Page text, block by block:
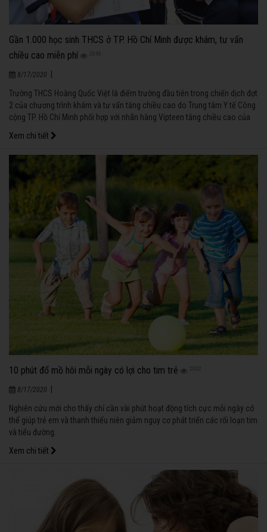
Gần 1.000 học sinh THCS ở TP. Hồ Chí Minh được khám, tư vấn
chiều cao miễn phí
8/17/2020
Trường THCS Hoàng Quốc Việt là điểm trường đầu tiên trong chiến dịch đợt
2 của chương trình khám và tư vấn tăng chiều cao do Trung tâm Y tế Công
cộng TP. Hồ Chí Minh phối hợp với nhãn hàng Vipteen tăng chiều cao của
Công ty CP Dược phẩm Vinh Gia tổ chức tại 9 trường THCS trên địa bàn
thành phố Hồ Chí Minh, kéo dài từ ngày 3/5 đến ngày 25/5/2017.
Xem chi tiết
10 phút đổ mồ hôi mỗi ngày có lợi cho tim trẻ
8/17/2020
Nghiên cứu mới cho thấy chỉ cần vài phút hoạt động tích cực mỗi ngày có
thể giúp trẻ em và thanh thiếu niên giảm nguy cơ phát triển các rối loạn tim
và tiểu đường.
Xem chi tiết